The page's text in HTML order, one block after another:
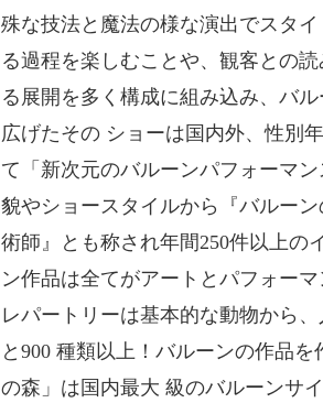
殊な技法と魔法の様な演出でスタ
る過程を楽しむことや、観客との
る展開を多く構成に組み込み、バ
広げたその ショーは国内外、性別
て「新次元のバルーンパフォーマ
貌やショースタイルから『バルー
術師』とも称され年間250件以上の
ン作品は全てがアートとパフォー
レパートリーは基本的な動物から
と900 種類以上！バルーンの作品
の森」は国内最大 級のバルーンサ